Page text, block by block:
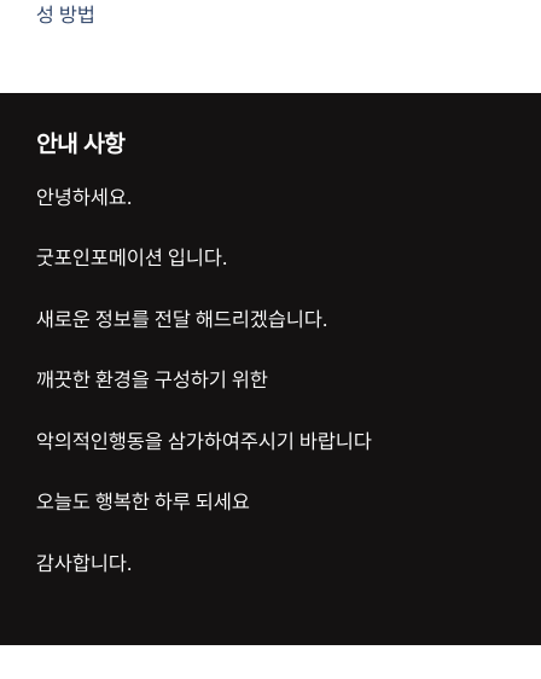
성 방법
안내 사항
안녕하세요.
굿포인포메이션 입니다.
새로운 정보를 전달 해드리겠습니다.
깨끗한 환경을 구성하기 위한
악의적인행동을 삼가하여주시기 바랍니다
오늘도 행복한 하루 되세요
감사합니다.